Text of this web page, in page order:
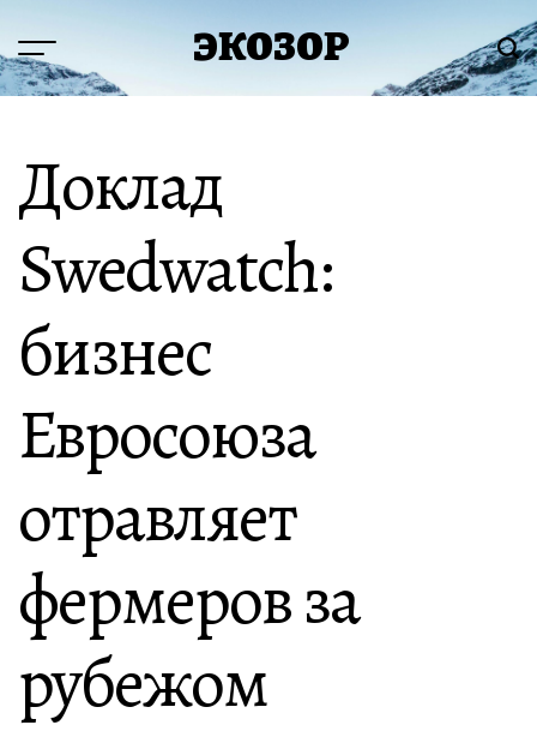
содержимому
Меню ЭКОЗОР
Доклад
Swedwatch:
бизнес
Евросоюза
отравляет
фермеров за
рубежом